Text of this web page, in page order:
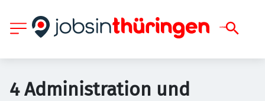
4 Administration und